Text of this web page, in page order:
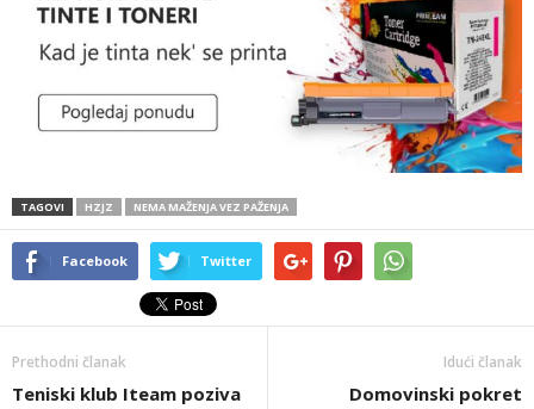
TAGOVI HZJZ NEMA MAŽENJA VEZ PAŽENJA
Facebook Twitter
Prethodni članak
Teniski klub Iteam poziva
Idući članak
Domovinski pokret